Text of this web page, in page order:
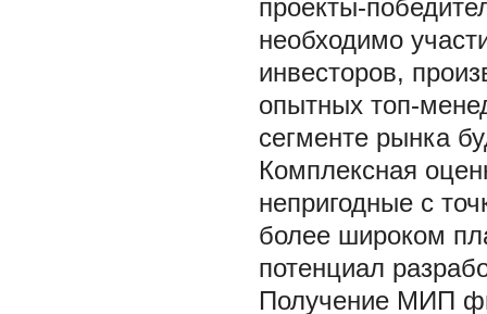
проекты-
необходимо
инвесторов,
опытных топ-
сегменте рынка
Комплексная
непригодные с
более широком
потенциал
Получение МИП